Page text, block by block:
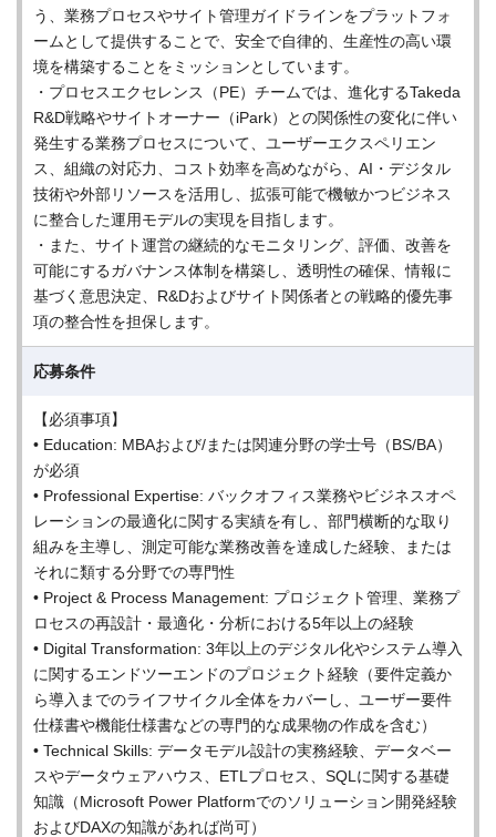
う、業務プロセスやサイト管理ガイドラインをプラットフォ
ームとして提供することで、安全で自律的、生産性の高い環
境を構築することをミッションとしています。
・プロセスエクセレンス（PE）チームでは、進化するTakeda
R&D戦略やサイトオーナー（iPark）との関係性の変化に伴い
発生する業務プロセスについて、ユーザーエクスペリエン
ス、組織の対応力、コスト効率を高めながら、AI・デジタル
技術や外部リソースを活用し、拡張可能で機敏かつビジネス
に整合した運用モデルの実現を目指します。
・また、サイト運営の継続的なモニタリング、評価、改善を
可能にするガバナンス体制を構築し、透明性の確保、情報に
基づく意思決定、R&Dおよびサイト関係者との戦略的優先事
項の整合性を担保します。
応募条件
【必須事項】
• Education: MBAおよび/または関連分野の学士号（BS/BA）
が必須
• Professional Expertise: バックオフィス業務やビジネスオペ
レーションの最適化に関する実績を有し、部門横断的な取り
組みを主導し、測定可能な業務改善を達成した経験、または
それに類する分野での専門性
• Project & Process Management: プロジェクト管理、業務プ
ロセスの再設計・最適化・分析における5年以上の経験
• Digital Transformation: 3年以上のデジタル化やシステム導入
に関するエンドツーエンドのプロジェクト経験（要件定義か
ら導入までのライフサイクル全体をカバーし、ユーザー要件
仕様書や機能仕様書などの専門的な成果物の作成を含む）
• Technical Skills: データモデル設計の実務経験、データベー
スやデータウェアハウス、ETLプロセス、SQLに関する基礎
知識（Microsoft Power Platformでのソリューション開発経験
およびDAXの知識があれば尚可）